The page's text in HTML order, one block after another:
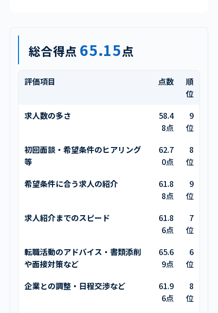
総合得点 65.15点
評価項目 点数
順
位
求人数の多さ
58.4
8点
9
位
初回面談・希望条件のヒアリング
等
62.7
0点
8
位
希望条件に合う求人の紹介
61.8
8点
9
位
求人紹介までのスピード
61.8
6点
7
位
転職活動のアドバイス・書類添削
や面接対策など
65.6
9点
6
位
企業との調整・日程交渉など
61.9
6点
8
位